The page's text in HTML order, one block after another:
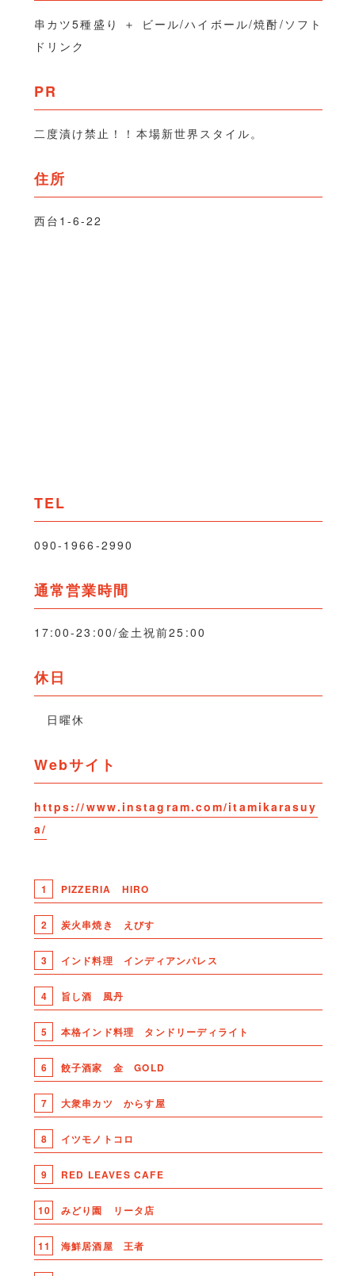
串カツ5種盛り ＋ ビール/ハイボール/焼酎/ソフト
ドリンク
PR
二度漬け禁止！！本場新世界スタイル。
住所
西台1-6-22
TEL
090-1966-2990
通常営業時間
17:00-23:00/金土祝前25:00
休日
日曜休
Webサイト
https://www.instagram.com/itamikarasuy
a/
1 PIZZERIA HIRO
2 炭火串焼き えびす
3 インド料理 インディアンパレス
4 旨し酒 風丹
5 本格インド料理 タンドリーディライト
6 餃子酒家 金 GOLD
7 大衆串カツ からす屋
8 イツモノトコロ
9 RED LEAVES CAFE
10 みどり園 リータ店
11 海鮮居酒屋 王者